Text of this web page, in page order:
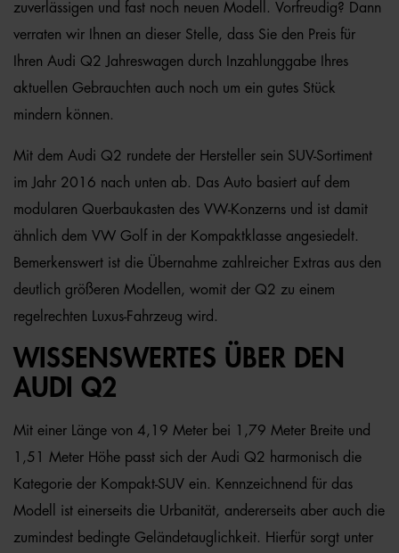
zuverlässigen und fast noch neuen Modell. Vorfreudig? Dann
verraten wir Ihnen an dieser Stelle, dass Sie den Preis für
Ihren Audi Q2 Jahreswagen durch Inzahlunggabe Ihres
aktuellen Gebrauchten auch noch um ein gutes Stück
mindern können.
Mit dem Audi Q2 rundete der Hersteller sein SUV-Sortiment
im Jahr 2016 nach unten ab. Das Auto basiert auf dem
modularen Querbaukasten des VW-Konzerns und ist damit
ähnlich dem VW Golf in der Kompaktklasse angesiedelt.
Bemerkenswert ist die Übernahme zahlreicher Extras aus den
deutlich größeren Modellen, womit der Q2 zu einem
regelrechten Luxus-Fahrzeug wird.
WISSENSWERTES ÜBER DEN
AUDI Q2
Mit einer Länge von 4,19 Meter bei 1,79 Meter Breite und
1,51 Meter Höhe passt sich der Audi Q2 harmonisch die
Kategorie der Kompakt-SUV ein. Kennzeichnend für das
Modell ist einerseits die Urbanität, andererseits aber auch die
zumindest bedingte Geländetauglichkeit. Hierfür sorgt unter